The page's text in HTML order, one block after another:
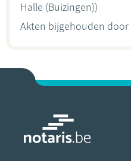
Halle (Buizingen))
Akten bijgehouden door